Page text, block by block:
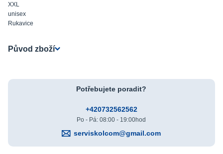
XXL
unisex
Rukavice
Původ zboží
Potřebujete poradit?
+420732562562
Po - Pá: 08:00 - 19:00hod
serviskolcom@gmail.com